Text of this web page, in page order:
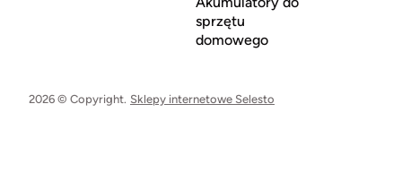
sprzętu
domowego
2026 © Copyright. Sklepy internetowe Selesto